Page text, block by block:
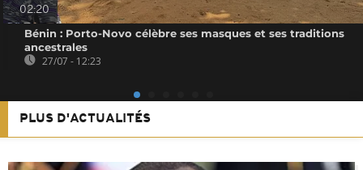
02:20
Bénin : Porto-Novo célèbre ses masques et ses traditions
ancestrales
27/07 - 12:23
PLUS D'ACTUALITÉS